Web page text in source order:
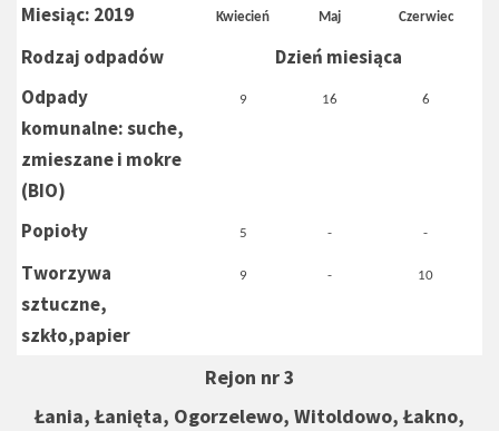
Miesiąc: 2019 Kwiecień Maj Czerwiec
Rodzaj odpadów
Dzień miesiąca
Odpady
komunalne: suche,
zmieszane i mokre
(BIO)
9 16 6
Popioły 5 - -
Tworzywa
sztuczne,
szkło,papier
9 - 10
Rejon nr 3
Łania, Łanięta, Ogorzelewo, Witoldowo, Łakno,